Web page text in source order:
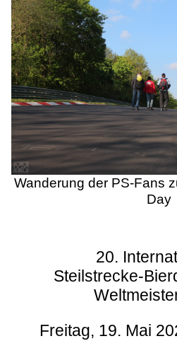
Wanderung der PS-Fans
Day
20.
Steilstrecke-
Freitag, 19. Mai